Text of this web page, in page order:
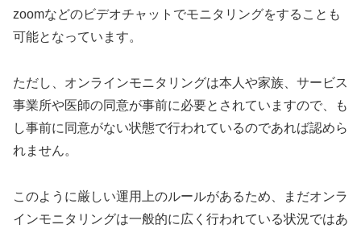
zoomなどのビデオチャットでモニタリングをすることも
可能となっています。
ただし、オンラインモニタリングは本人や家族、サービス
事業所や医師の同意が事前に必要とされていますので、も
し事前に同意がない状態で行われているのであれば認めら
れません。
このように厳しい運用上のルールがあるため、まだオンラ
インモニタリングは一般的に広く行われている状況ではあ